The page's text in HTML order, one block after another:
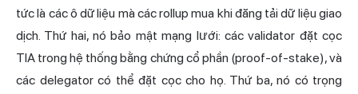
tức là các ô dữ liệu mà các rollup mua khi đăng tải dữ liệu giao
dịch. Thứ hai, nó bảo mật mạng lưới: các validator đặt cọc
TIA trong hệ thống bằng chứng cổ phần (proof-of-stake), và
các delegator có thể đặt cọc cho họ. Thứ ba, nó có trọng